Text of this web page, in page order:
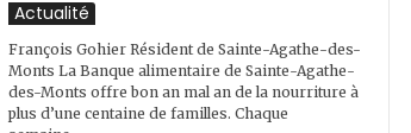
Actualité
François Gohier Résident de Sainte-Agathe-des-
Monts La Banque alimentaire de Sainte-Agathe-
des-Monts offre bon an mal an de la nourriture à
plus d’une centaine de familles. Chaque